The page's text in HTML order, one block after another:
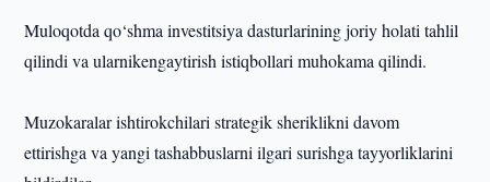
Muloqotda qo‘shma investitsiya dasturlarining joriy holati tahlil
qilindi va ularnikengaytirish istiqbollari muhokama qilindi.
Muzokaralar ishtirokchilari strategik sheriklikni davom
ettirishga va yangi tashabbuslarni ilgari surishga tayyorliklarini